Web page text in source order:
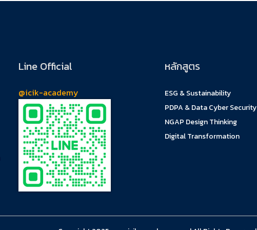
Line Official
@icik-academy
หลักสูตร
ESG & Sustainability
PDPA & Data Cyber Security
NGAP Design Thinking
Digital Transformation